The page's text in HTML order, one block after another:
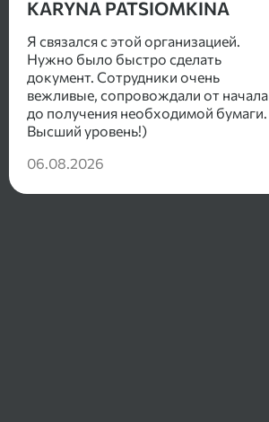
KARYNA PATSIOMKINA
Я связался с этой организацией.
Нужно было быстро сделать
документ. Сотрудники очень
вежливые, сопровождали от начала
до получения необходимой бумаги.
Высший уровень!)
06.08.2026